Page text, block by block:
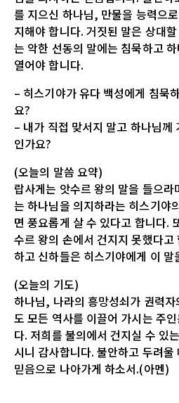
를 지으신 하나님, 만물을 능력으
지해야 합니다. 거짓된 말은 상대
는 악한 선동의 말에는 침묵하고
열어야 합니다.
– 히스기야가 유다 백성에게 침묵
요?
– 내가 직접 맞서지 말고 하나님께
인가요?
(오늘의 말씀 요약)
랍사게는 앗수르 왕의 말을 들으
는 하나님을 의지하라는 히스기야
면 풍요롭게 살 수 있다고 합니다.
수르 왕의 손에서 건지지 못했다
하고 신하들은 히스기야에게 이 말
(오늘의 기도)
하나님, 나라의 흥망성쇠가 권력
도 모든 역사를 이끌어 가시는 주
다. 저희를 불의에서 건지실 수 있
시니 감사합니다. 불안하고 두려
믿음으로 나아가게 하소서.(아멘)